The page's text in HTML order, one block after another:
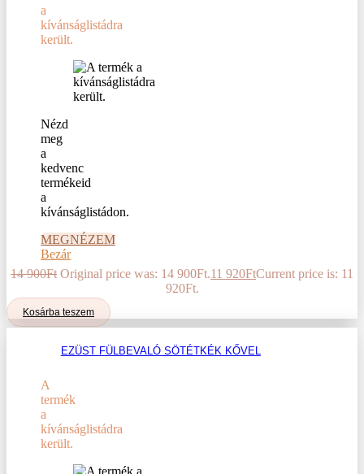
a
kívánságlistádra
került.
Nézd
meg
a
kedvenc
termékeid
a
kívánságlistádon.
MEGNÉZEM
Bezár
14 900Ft Original price was: 14 900Ft.11 920FtCurrent price is: 11
920Ft.
Kosárba teszem
EZÜST FÜLBEVALÓ SÖTÉTKÉK KŐVEL
A
termék
a
kívánságlistádra
került.